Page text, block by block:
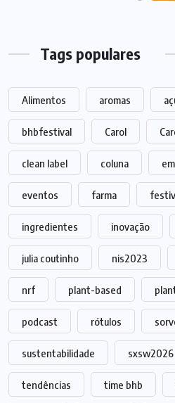
Tags populares
Alimentos aromas
bhbfestival Carol
clean label coluna
eventos farma
ingredientes inovação
julia coutinho nis2023
nrf plant-based
podcast rótulos
sustentabilidade sxsw2026
tendências time bhb